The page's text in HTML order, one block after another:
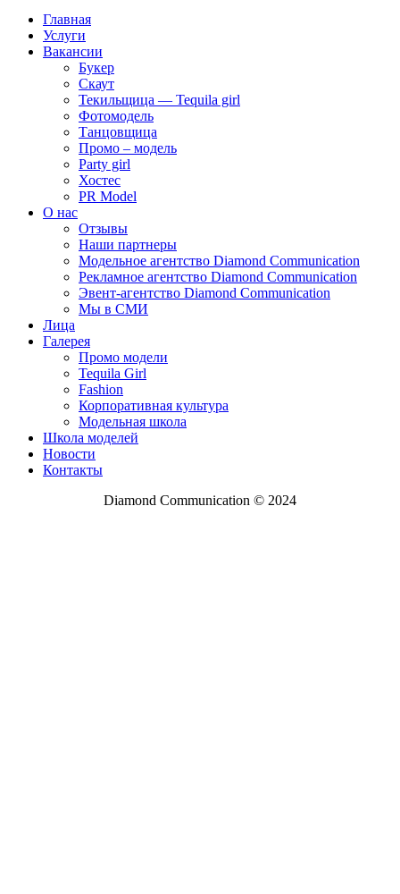
Главная
Услуги
Вакансии
Букер
Скаут
Текильщица — Tequila girl
Фотомодель
Танцовщица
Промо – модель
Party girl
Хостес
PR Model
О нас
Отзывы
Наши партнеры
Модельное агентство Diamond Communication
Рекламное агентство Diamond Communication
Эвент-агентство Diamond Communication
Мы в СМИ
Лица
Галерея
Промо модели
Tequila Girl
Fashion
Корпоративная культура
Модельная школа
Школа моделей
Новости
Контакты
Diamond Communication © 2024